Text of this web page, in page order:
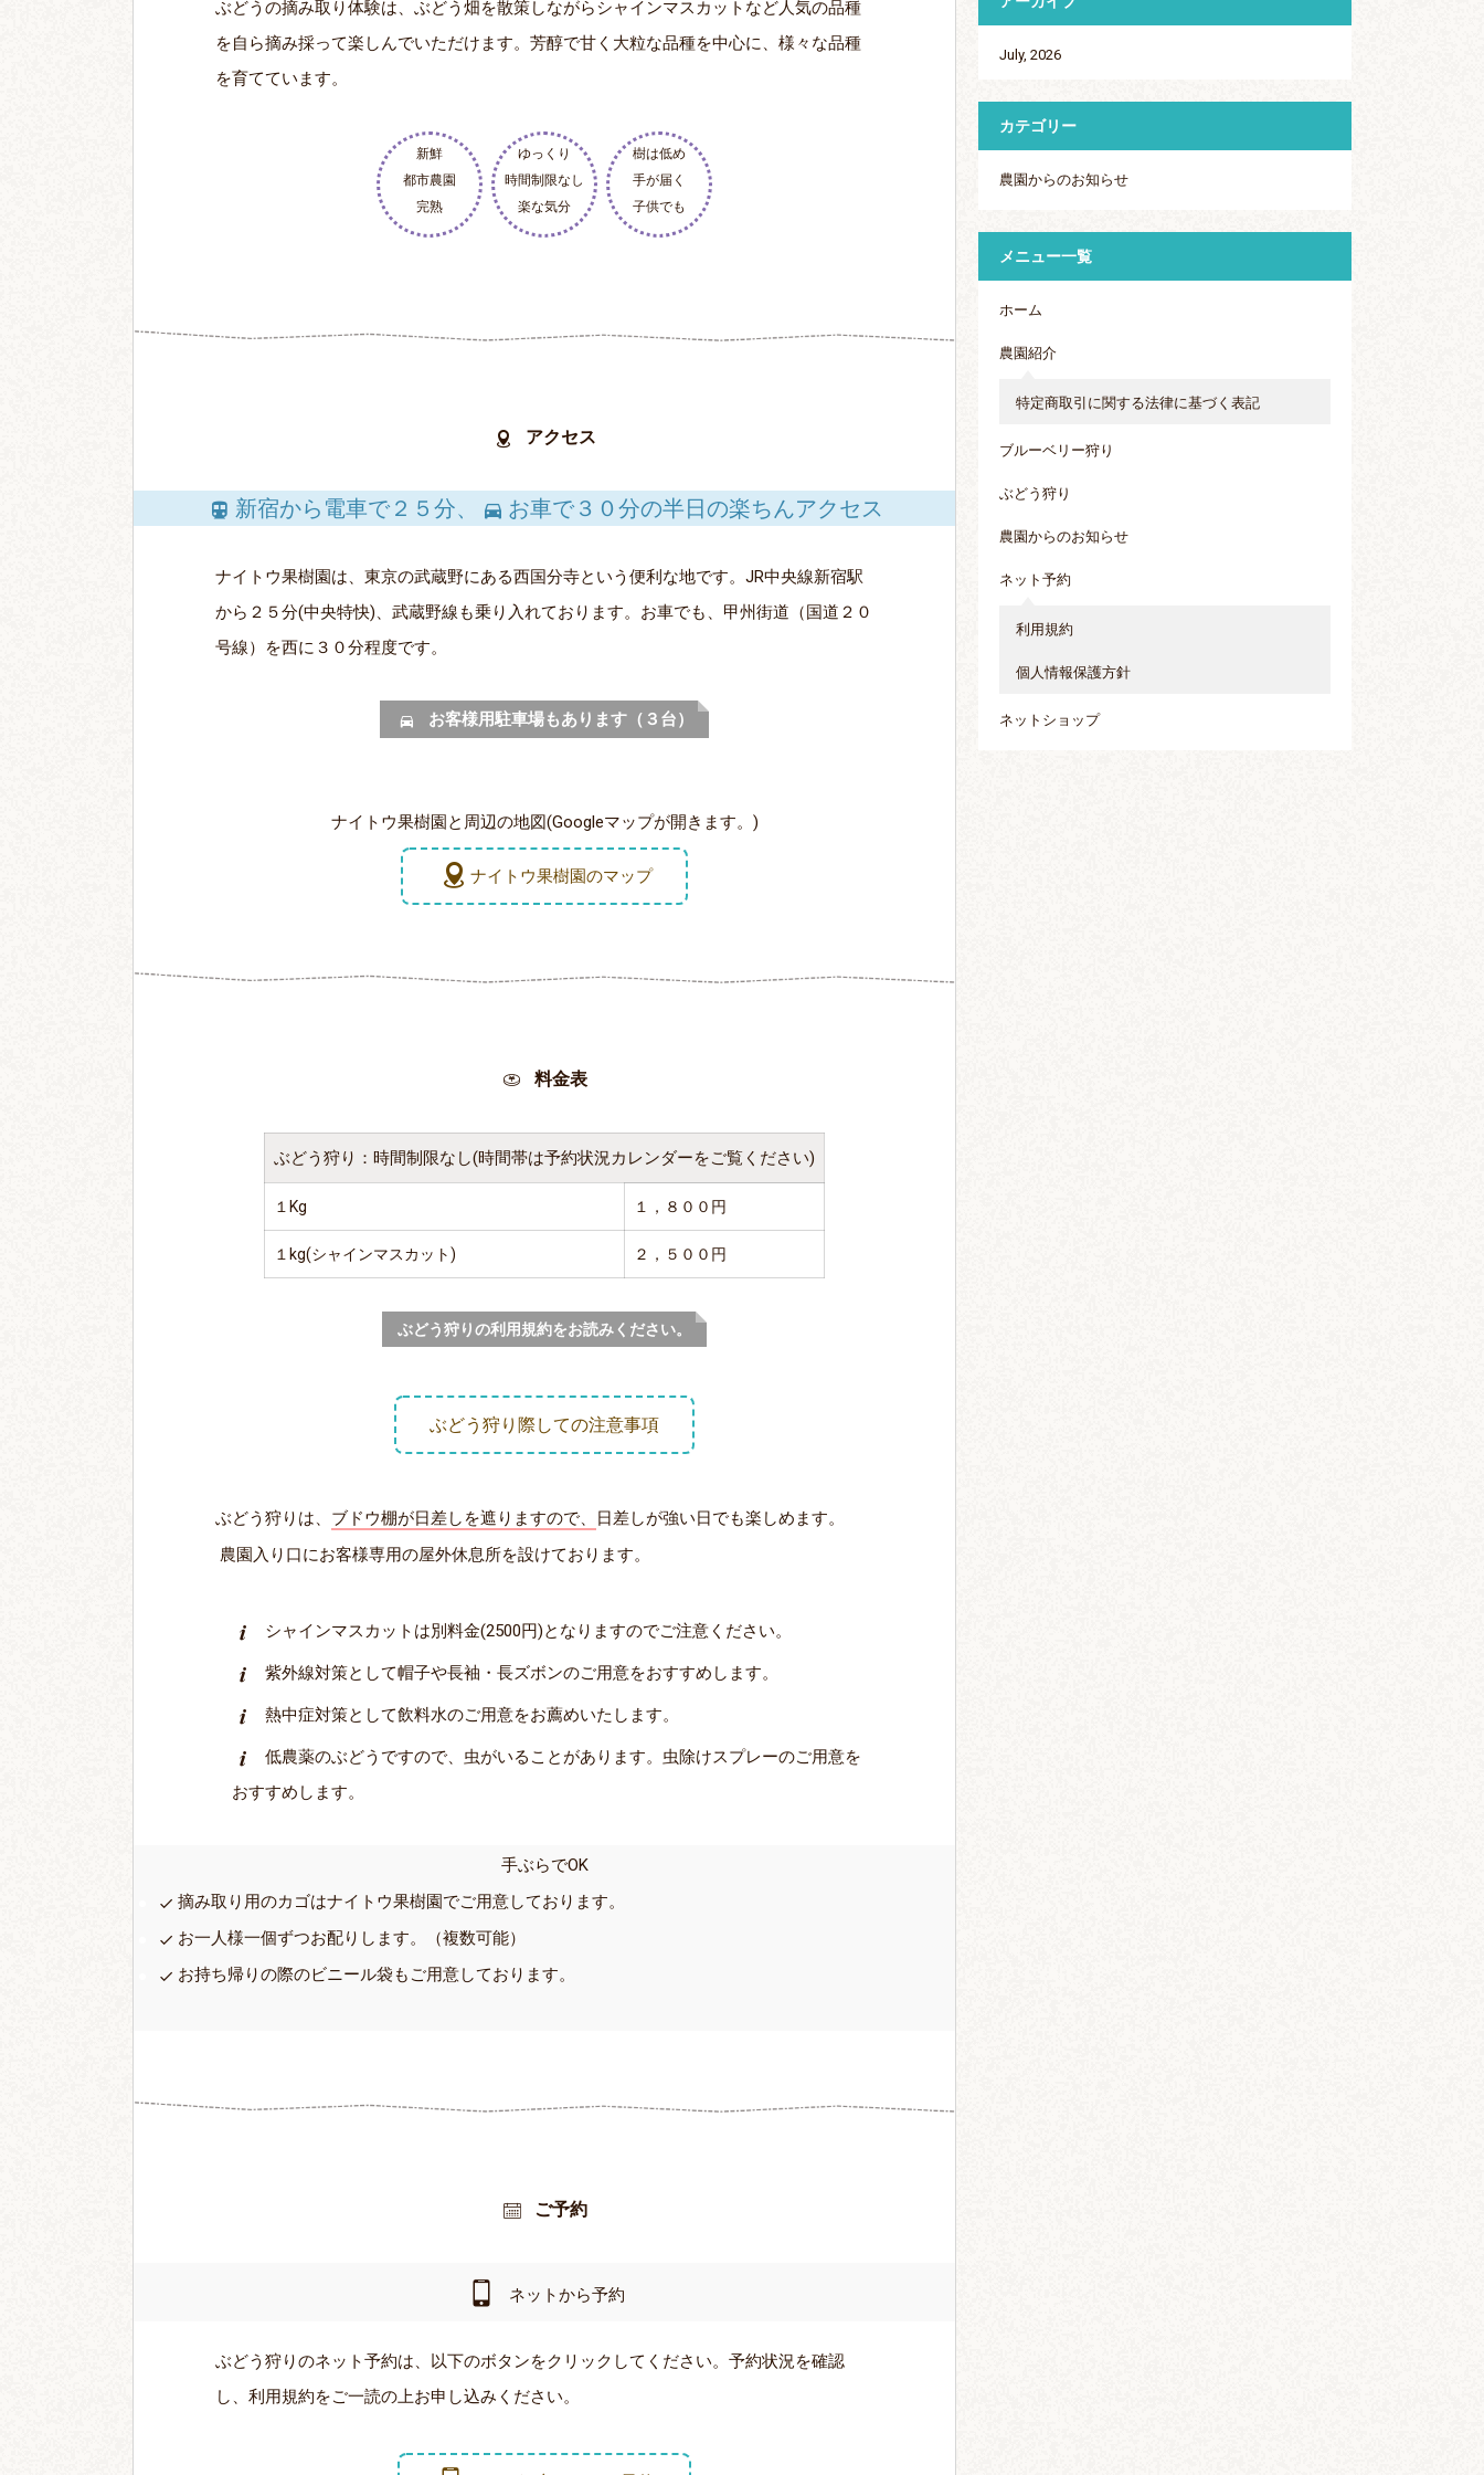
ぶどうの摘み取り体験は、ぶどう畑を散策しながらシャインマスカットなど人気の品種
を自ら摘み採って楽しんでいただけます。芳醇で甘く大粒な品種を中心に、様々な品種
を育てています。
新鮮
都市農園
完熟
ゆっくり
時間制限なし
楽な気分
樹は低め
手が届く
子供でも
アクセス
新宿から電車で２５分、 お車で３０分の半日の楽ちんアクセス
ナイトウ果樹園は、東京の武蔵野にある西国分寺という便利な地です。JR中央線新宿駅
から２５分(中央特快)、武蔵野線も乗り入れております。お車でも、甲州街道（国道２０
号線）を西に３０分程度です。
お客様用駐車場もあります（３台）
ナイトウ果樹園と周辺の地図(Googleマップが開きます。)
ナイトウ果樹園のマップ
料金表
ぶどう狩り：時間制限なし(時間帯は予約状況カレンダーをご覧ください)
１Kg １，８００円
１kg(シャインマスカット) ２，５００円
ぶどう狩りの利用規約をお読みください。
ぶどう狩り際しての注意事項
ぶどう狩りは、 ブドウ棚が日差しを遮りますので、 日差しが強い日でも楽しめます。
農園入り口にお客様専用の屋外休息所を設けております。
シャインマスカットは別料金(2500円)となりますのでご注意ください。
紫外線対策として帽子や長袖・長ズボンのご用意をおすすめします。
熱中症対策として飲料水のご用意をお薦めいたします。
低農薬のぶどうですので、虫がいることがあります。虫除けスプレーのご用意を
おすすめします。
手ぶらでOK
摘み取り用のカゴはナイトウ果樹園でご用意しております。
お一人様一個ずつお配りします。（複数可能）
お持ち帰りの際のビニール袋もご用意しております。
ご予約
ネットから予約
ぶどう狩りのネット予約は、以下のボタンをクリックしてください。予約状況を確認
し、利用規約をご一読の上お申し込みください。
July, 2026
カテゴリー
農園からのお知らせ
メニュー一覧
ホーム
農園紹介
特定商取引に関する法律に基づく表記
ブルーベリー狩り
ぶどう狩り
農園からのお知らせ
ネット予約
利用規約
個人情報保護方針
ネットショップ